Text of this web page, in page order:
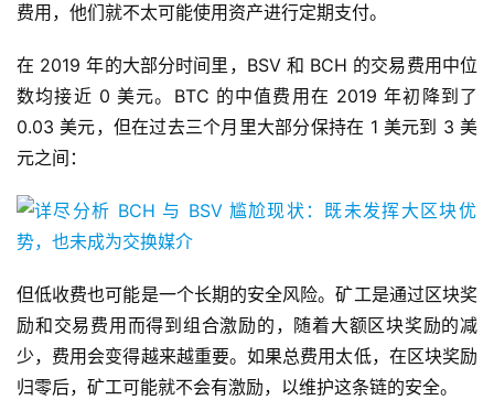
费用，他们就不太可能使用资产进行定期支付。
在 2019 年的大部分时间里，BSV 和 BCH 的交易费用中位
数均接近 0 美元。BTC 的中值费用在 2019 年初降到了
0.03 美元，但在过去三个月里大部分保持在 1 美元到 3 美
元之间：
但低收费也可能是一个长期的安全风险。矿工是通过区块奖
励和交易费用而得到组合激励的，随着大额区块奖励的减
少，费用会变得越来越重要。如果总费用太低，在区块奖励
归零后，矿工可能就不会有激励，以维护这条链的安全。